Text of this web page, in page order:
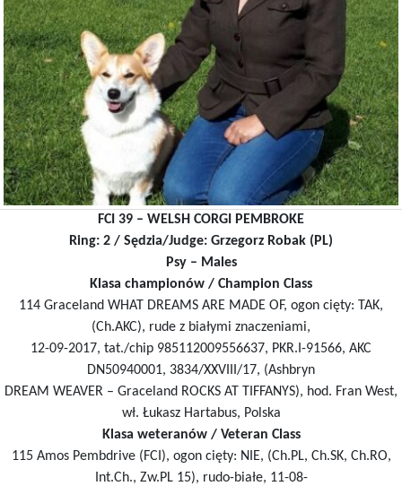
FCI 39 – WELSH CORGI PEMBROKE
Ring: 2 / Sędzia/Judge: Grzegorz Robak (PL)
Psy – Males
Klasa championów / Champion Class
114 Graceland WHAT DREAMS ARE MADE OF, ogon cięty: TAK,
(Ch.AKC), rude z białymi znaczeniami,
12-09-2017, tat./chip 985112009556637, PKR.I-91566, AKC
DN50940001, 3834/XXVIII/17, (Ashbryn
DREAM WEAVER – Graceland ROCKS AT TIFFANYS), hod. Fran West,
wł. Łukasz Hartabus, Polska
Klasa weteranów / Veteran Class
115 Amos Pembdrive (FCI), ogon cięty: NIE, (Ch.PL, Ch.SK, Ch.RO,
Int.Ch., Zw.PL 15), rudo-białe, 11-08-